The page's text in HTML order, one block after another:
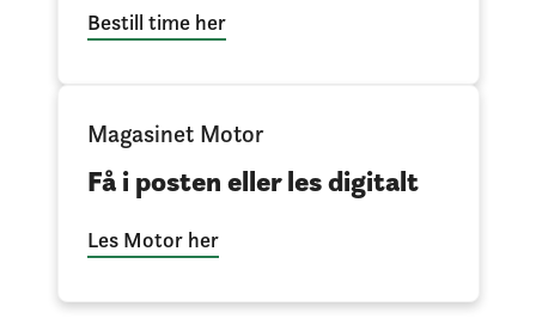
Bestill time her
Magasinet Motor
Få i posten eller les digitalt
Les Motor her